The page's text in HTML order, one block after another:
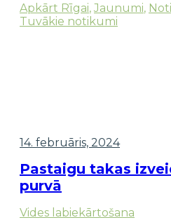
Apkārt Rīgai, Jaunumi,
Tuvākie notikumi
14. februāris, 2024
Pastaigu takas
purvā
Vides labiekārtošana